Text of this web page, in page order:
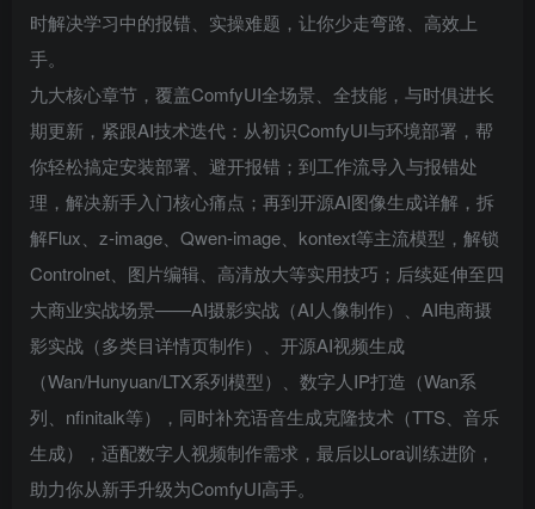
时解决学习中的报错、实操难题，让你少走弯路、高效上
手。
九大核心章节，覆盖ComfyUI全场景、全技能，与时俱进长
期更新，紧跟AI技术迭代：从初识ComfyUI与环境部署，帮
你轻松搞定安装部署、避开报错；到工作流导入与报错处
理，解决新手入门核心痛点；再到开源AI图像生成详解，拆
解Flux、z-image、Qwen-image、kontext等主流模型，解锁
Controlnet、图片编辑、高清放大等实用技巧；后续延伸至四
大商业实战场景——AI摄影实战（AI人像制作）、AI电商摄
影实战（多类目详情页制作）、开源AI视频生成
（Wan/Hunyuan/LTX系列模型）、数字人IP打造（Wan系
列、nfinitalk等），同时补充语音生成克隆技术（TTS、音乐
生成），适配数字人视频制作需求，最后以Lora训练进阶，
助力你从新手升级为ComfyUI高手。